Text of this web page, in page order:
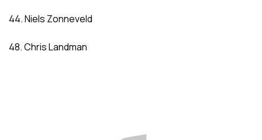
44. Niels Zonneveld
48. Chris Landman